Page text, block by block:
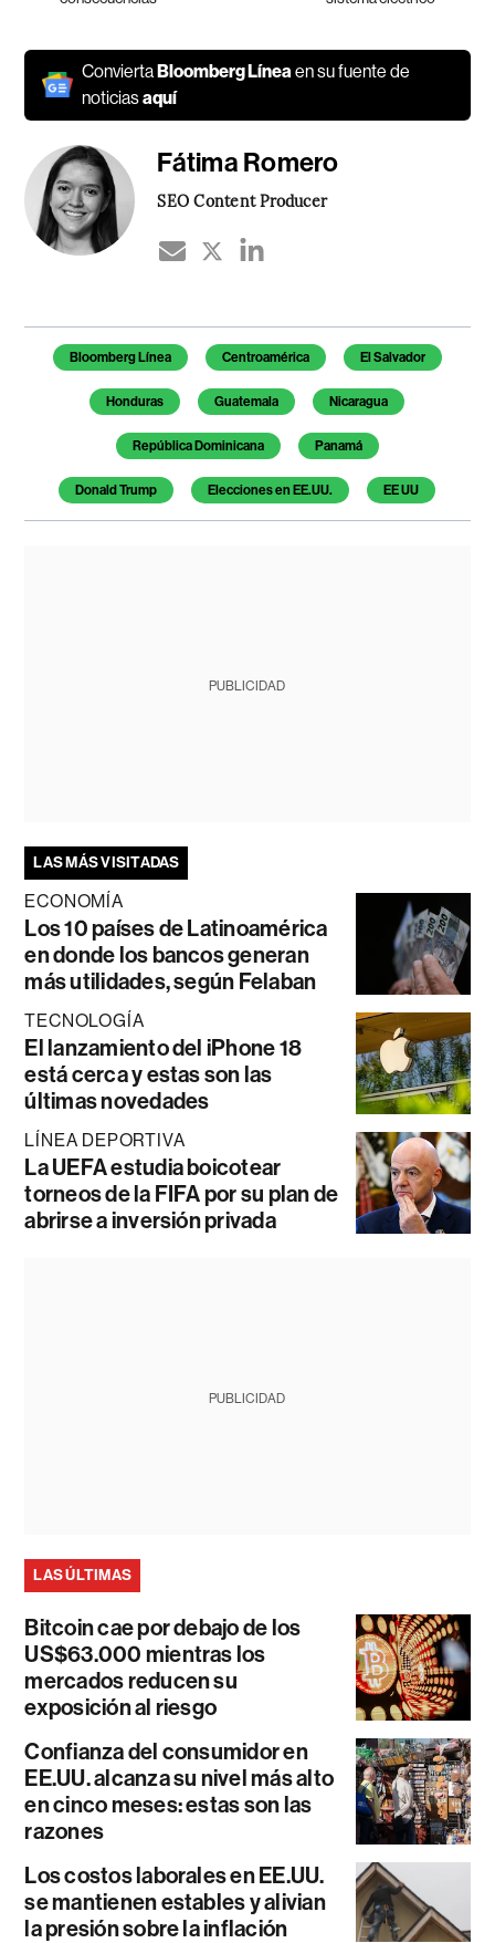
ConviertaBloomberg Línea en su fuente de
noticiasaquí
Fátima Romero
SEO Content Producer
Temas de este artículo
Bloomberg Línea Centroamérica El Salvador
Honduras Guatemala Nicaragua
República Dominicana Panamá
Donald Trump Elecciones en EE.UU. EE UU
PUBLICIDAD
LAS MÁS VISITADAS
ECONOMÍA
Los 10 países de Latinoamérica
en donde los bancos generan
más utilidades, según Felaban
TECNOLOGÍA
El lanzamiento del iPhone 18
está cerca y estas son las
últimas novedades
LÍNEA DEPORTIVA
La UEFA estudia boicotear
torneos de la FIFA por su plan de
abrirse a inversión privada
PUBLICIDAD
LAS ÚLTIMAS
Bitcoin cae por debajo de los
US$63.000 mientras los
mercados reducen su
exposición al riesgo
Confianza del consumidor en
EE.UU. alcanza su nivel más alto
en cinco meses: estas son las
razones
Los costos laborales en EE.UU.
se mantienen estables y alivian
la presión sobre la inflación